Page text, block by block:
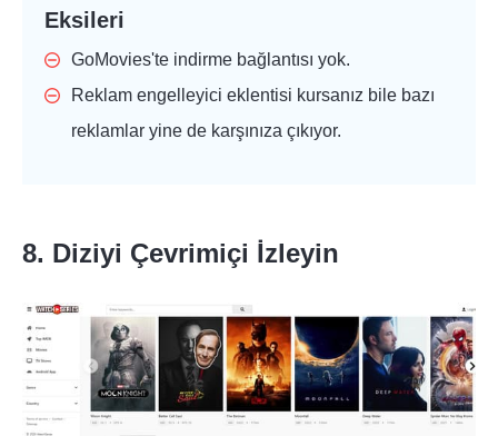
Eksileri
GoMovies'te indirme bağlantısı yok.
Reklam engelleyici eklentisi kursanız bile bazı
reklamlar yine de karşınıza çıkıyor.
8. Diziyi Çevrimiçi İzleyin